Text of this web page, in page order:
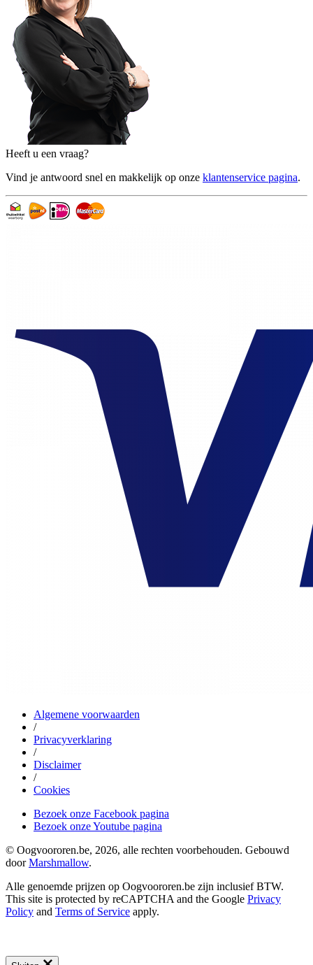
Heeft u een vraag?
Vind je antwoord snel en makkelijk op onze klantenservice pagina.
Algemene voorwaarden
/
Privacyverklaring
/
Disclaimer
/
Cookies
Bezoek onze Facebook pagina
Bezoek onze Youtube pagina
© Oogvoororen.be, 2026, alle rechten voorbehouden. Gebouwd
doorMarshmallow.
Alle genoemde prijzen op Oogvoororen.be zijn inclusief BTW.
This site is protected by reCAPTCHA and the Google Privacy
Policy and Terms of Service apply.